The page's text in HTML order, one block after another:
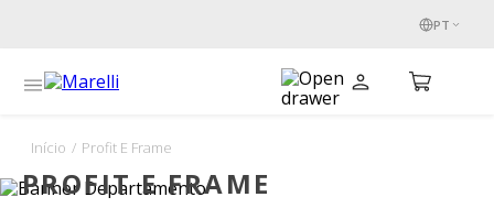
PT
Início / Profit E Frame
PROFIT E FRAME